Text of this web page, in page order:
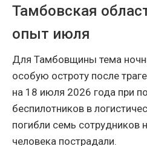
Тамбовская
опыт июля
Для Тамбовщины тема
особую остроту после
на 18 июля 2026 года при
беспилотников в
погибли семь
человека пострадали.